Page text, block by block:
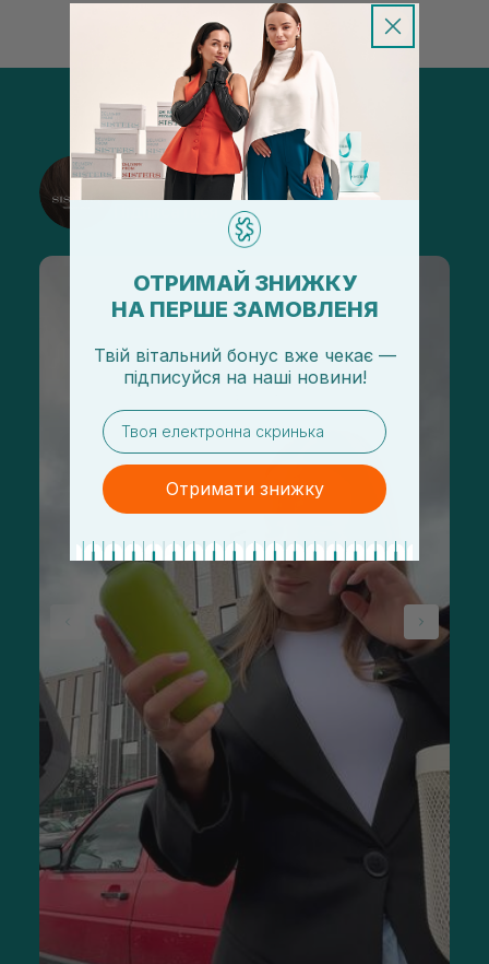
@sisters_stelmakh в Instagram
ОТРИМАЙ ЗНИЖКУ
НА ПЕРШЕ ЗАМОВЛЕНЯ
Твій вітальний бонус вже чекає —
підписуйся на наші новини!
email
Отримати знижку